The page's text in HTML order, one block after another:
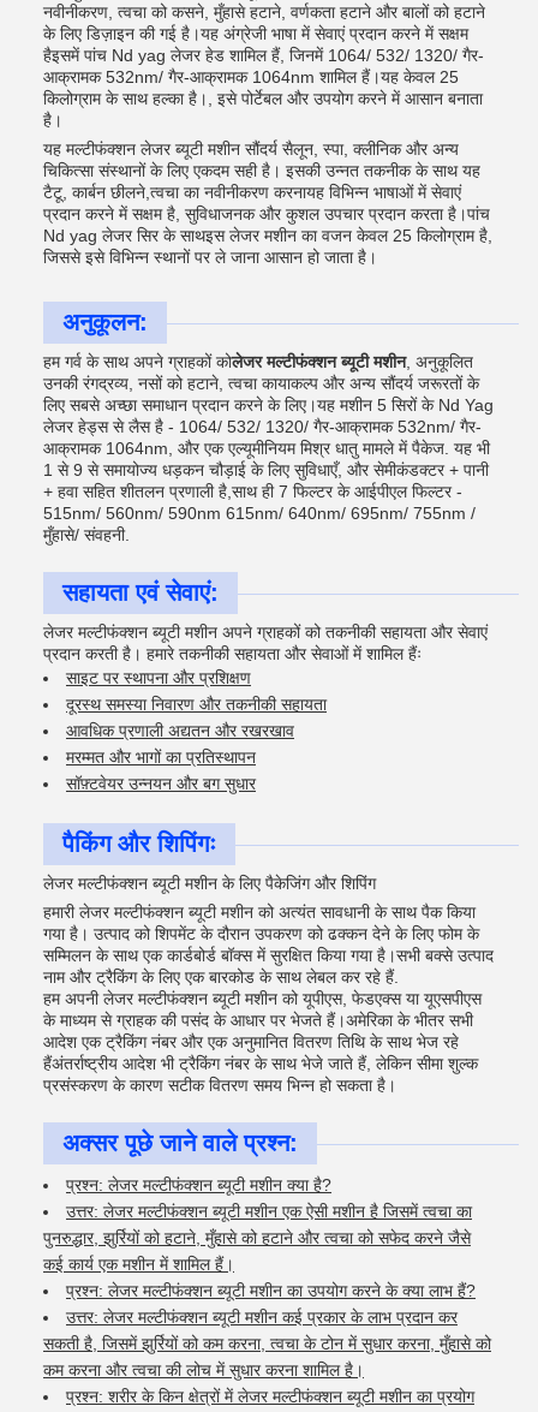
नवीनीकरण, त्वचा को कसने, मुँहासे हटाने, वर्णकता हटाने और बालों को हटाने
के लिए डिज़ाइन की गई है।यह अंग्रेजी भाषा में सेवाएं प्रदान करने में सक्षम
हैइसमें पांच Nd yag लेजर हेड शामिल हैं, जिनमें 1064/ 532/ 1320/ गैर-
आक्रामक 532nm/ गैर-आक्रामक 1064nm शामिल हैं।यह केवल 25
किलोग्राम के साथ हल्का है।, इसे पोर्टेबल और उपयोग करने में आसान बनाता
है।
यह मल्टीफंक्शन लेजर ब्यूटी मशीन सौंदर्य सैलून, स्पा, क्लीनिक और अन्य
चिकित्सा संस्थानों के लिए एकदम सही है। इसकी उन्नत तकनीक के साथ यह
टैटू, कार्बन छीलने,त्वचा का नवीनीकरण करनायह विभिन्न भाषाओं में सेवाएं
प्रदान करने में सक्षम है, सुविधाजनक और कुशल उपचार प्रदान करता है।पांच
Nd yag लेजर सिर के साथइस लेजर मशीन का वजन केवल 25 किलोग्राम है,
जिससे इसे विभिन्न स्थानों पर ले जाना आसान हो जाता है।
अनुकूलन:
हम गर्व के साथ अपने ग्राहकों कोलेजर मल्टीफंक्शन ब्यूटी मशीन, अनुकूलित
उनकी रंगद्रव्य, नसों को हटाने, त्वचा कायाकल्प और अन्य सौंदर्य जरूरतों के
लिए सबसे अच्छा समाधान प्रदान करने के लिए।यह मशीन 5 सिरों के Nd Yag
लेजर हेड्स से लैस है - 1064/ 532/ 1320/ गैर-आक्रामक 532nm/ गैर-
आक्रामक 1064nm, और एक एल्यूमीनियम मिश्र धातु मामले में पैकेज. यह भी
1 से 9 से समायोज्य धड़कन चौड़ाई के लिए सुविधाएँ, और सेमीकंडक्टर + पानी
+ हवा सहित शीतलन प्रणाली है,साथ ही 7 फिल्टर के आईपीएल फिल्टर -
515nm/ 560nm/ 590nm 615nm/ 640nm/ 695nm/ 755nm /
मुँहासे/ संवहनी.
सहायता एवं सेवाएं:
लेजर मल्टीफंक्शन ब्यूटी मशीन अपने ग्राहकों को तकनीकी सहायता और सेवाएं
प्रदान करती है। हमारे तकनीकी सहायता और सेवाओं में शामिल हैंः
साइट पर स्थापना और प्रशिक्षण
दूरस्थ समस्या निवारण और तकनीकी सहायता
आवधिक प्रणाली अद्यतन और रखरखाव
मरम्मत और भागों का प्रतिस्थापन
सॉफ़्टवेयर उन्नयन और बग सुधार
पैकिंग और शिपिंगः
लेजर मल्टीफंक्शन ब्यूटी मशीन के लिए पैकेजिंग और शिपिंग
हमारी लेजर मल्टीफंक्शन ब्यूटी मशीन को अत्यंत सावधानी के साथ पैक किया
गया है। उत्पाद को शिपमेंट के दौरान उपकरण को ढक्कन देने के लिए फोम के
सम्मिलन के साथ एक कार्डबोर्ड बॉक्स में सुरक्षित किया गया है।सभी बक्से उत्पाद
नाम और ट्रैकिंग के लिए एक बारकोड के साथ लेबल कर रहे हैं.
हम अपनी लेजर मल्टीफंक्शन ब्यूटी मशीन को यूपीएस, फेडएक्स या यूएसपीएस
के माध्यम से ग्राहक की पसंद के आधार पर भेजते हैं।अमेरिका के भीतर सभी
आदेश एक ट्रैकिंग नंबर और एक अनुमानित वितरण तिथि के साथ भेज रहे
हैंअंतर्राष्ट्रीय आदेश भी ट्रैकिंग नंबर के साथ भेजे जाते हैं, लेकिन सीमा शुल्क
प्रसंस्करण के कारण सटीक वितरण समय भिन्न हो सकता है।
अक्सर पूछे जाने वाले प्रश्न:
प्रश्न: लेजर मल्टीफंक्शन ब्यूटी मशीन क्या है?
उत्तर: लेजर मल्टीफंक्शन ब्यूटी मशीन एक ऐसी मशीन है जिसमें त्वचा का
पुनरुद्धार, झुर्रियों को हटाने, मुँहासे को हटाने और त्वचा को सफेद करने जैसे
कई कार्य एक मशीन में शामिल हैं।
प्रश्न: लेजर मल्टीफंक्शन ब्यूटी मशीन का उपयोग करने के क्या लाभ हैं?
उत्तर: लेजर मल्टीफंक्शन ब्यूटी मशीन कई प्रकार के लाभ प्रदान कर
सकती है, जिसमें झुर्रियों को कम करना, त्वचा के टोन में सुधार करना, मुँहासे को
कम करना और त्वचा की लोच में सुधार करना शामिल है।
प्रश्न: शरीर के किन क्षेत्रों में लेजर मल्टीफंक्शन ब्यूटी मशीन का प्रयोग